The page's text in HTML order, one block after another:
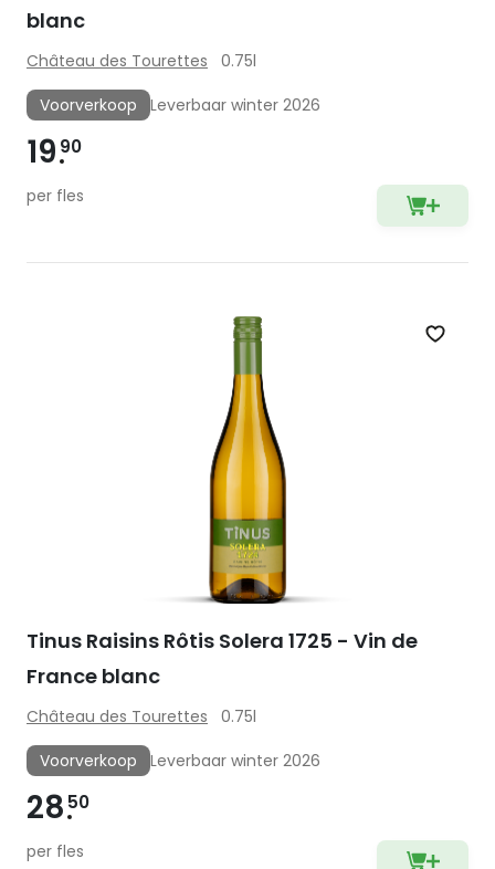
blanc
Château des Tourettes
0.75l
Voorverkoop
Leverbaar winter 2026
19 90
per fles
Zet
Tinus Raisins Rôtis Solera 1725 - Vin de
France blanc
Château des Tourettes
0.75l
Voorverkoop
Leverbaar winter 2026
28 50
per fles